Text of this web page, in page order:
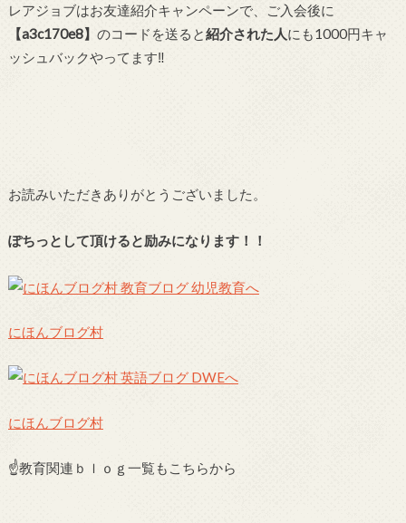
レアジョブはお友達紹介キャンペーンで、ご入会後に
【a3c170e8】 のコードを送ると紹介された人にも1000円キャ
ッシュバックやってます‼
お読みいただきありがとうございました。
ぽちっとして頂けると励みになります！！
にほんブログ村
にほんブログ村
☝教育関連ｂｌｏｇ一覧もこちらから